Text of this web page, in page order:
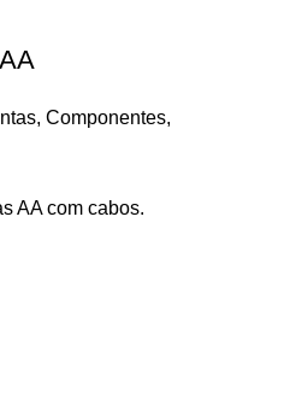
, Componentes,
AA com cabos.